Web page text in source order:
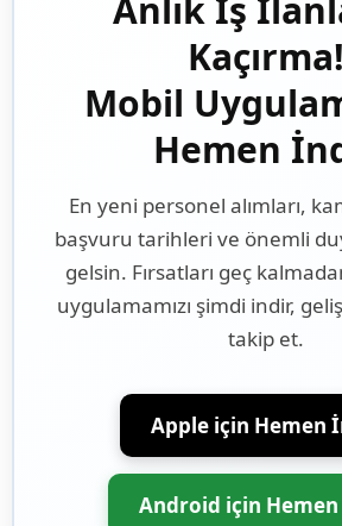
Anlık İş
Kaçırma!
Mobil
Hemen
En yeni personel alımları,
başvuru tarihleri ve önemli
gelsin. Fırsatları geç
uygulamamızı şimdi indir,
takip et.
Apple için Hemen
Android için